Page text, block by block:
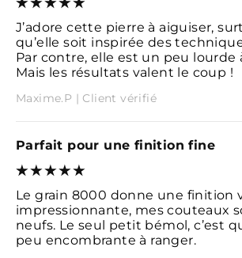
J’adore cette pierre à aiguiser,
qu’elle soit inspirée des
Par contre, elle est un peu lourde
Mais les résultats valent le coup !
Maxime.P | Client vérifié
Parfait pour une finition fine
Le grain 8000 donne une finition
impressionnante, mes couteaux
neufs. Le seul petit bémol, c’est
peu encombrante à ranger.